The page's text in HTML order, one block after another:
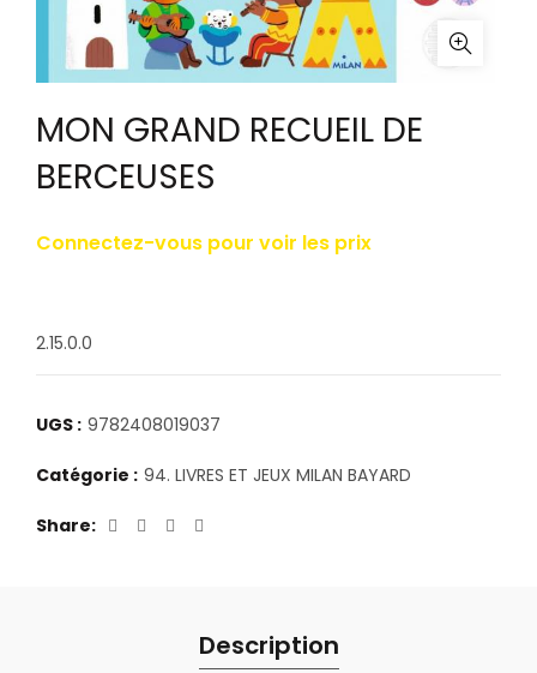
MON GRAND RECUEIL DE
BERCEUSES
Connectez-vous pour voir les prix
2.15.0.0
UGS : 9782408019037
Catégorie : 94. LIVRES ET JEUX MILAN BAYARD
Share
Description